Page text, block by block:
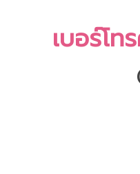
เบอร์โ